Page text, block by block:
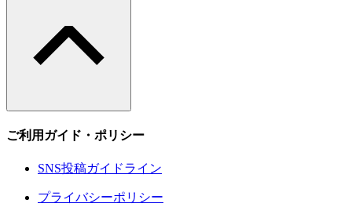
ご利用ガイド・ポリシー
SNS投稿ガイドライン
プライバシーポリシー